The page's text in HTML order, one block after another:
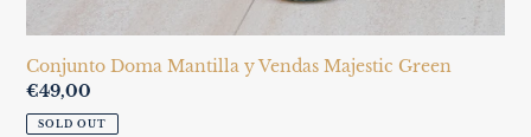
Conjunto Doma Mantilla y Vendas Majestic Green
Regular
price
€49,00
SOLD OUT